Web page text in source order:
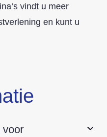
vindt u meer
en kunt u
voor